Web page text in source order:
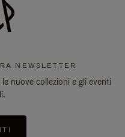
NEWSLETTER
nuove collezioni e gli eventi